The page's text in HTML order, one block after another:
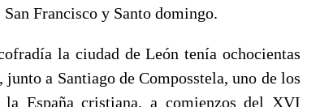
Francisco y Santo domingo.
la ciudad de León tenía ochocientas
a Santiago de Composstela, uno de los
España cristiana, a comienzos del XVI